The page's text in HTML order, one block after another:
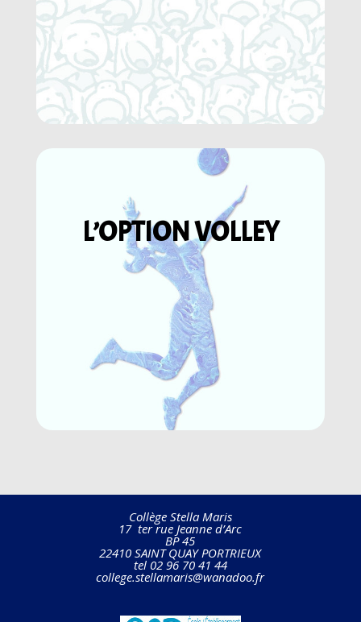
L’OPTION VOLLEY
Collège Stella Maris
17 ter rue Jeanne d’Arc
BP 45
22410 SAINT QUAY PORTRIEUX
tel 02 96 70 41 44
college.stellamaris@wanadoo.fr